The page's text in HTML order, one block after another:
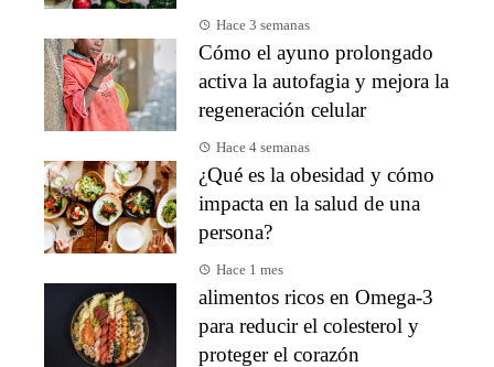
Hace 3 semanas
Cómo el ayuno prolongado
activa la autofagia y mejora la
regeneración celular
Hace 4 semanas
¿Qué es la obesidad y cómo
impacta en la salud de una
persona?
Hace 1 mes
alimentos ricos en Omega-3
para reducir el colesterol y
proteger el corazón